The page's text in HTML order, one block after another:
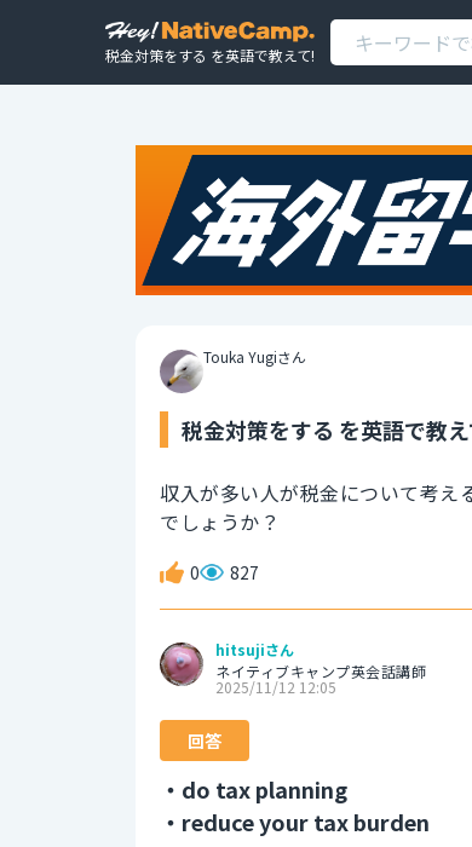
税金対策をする を英語で教えて!
Touka Yugiさん
税金対策をする を英語で教
収入が多い人が税金について考え
でしょうか？
0 827
hitsujiさん
ネイティブキャンプ英会話講師
2025/11/12 12:05
回答
・do tax planning
・reduce your tax burden